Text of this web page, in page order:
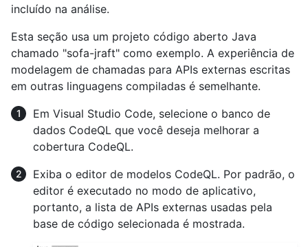
incluído na análise.
Esta seção usa um projeto código aberto Java
chamado "sofa-jraft" como exemplo. A experiência de
modelagem de chamadas para APIs externas escritas
em outras linguagens compiladas é semelhante.
Em Visual Studio Code, selecione o banco de
dados CodeQL que você deseja melhorar a
cobertura CodeQL.
Exiba o editor de modelos CodeQL. Por padrão, o
editor é executado no modo de aplicativo,
portanto, a lista de APIs externas usadas pela
base de código selecionada é mostrada.